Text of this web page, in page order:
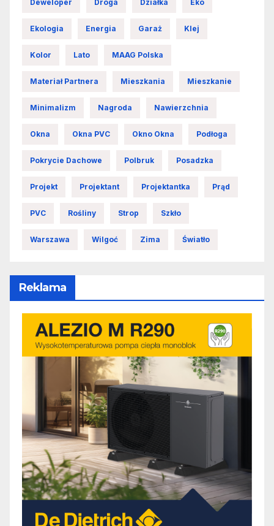
Deweloper Droga Działka Eko
Ekologia Energia Garaż Klej
Kolor Lato MAAG Polska
Materiał Partnera Mieszkania Mieszkanie
Minimalizm Nagroda Nawierzchnia
Okna Okna PVC Okno Okna Podłoga
Pokrycie Dachowe Polbruk Posadzka
Projekt Projektant Projektantka Prąd
PVC Rośliny Strop Szkło
Warszawa Wilgoć Zima Światło
Reklama